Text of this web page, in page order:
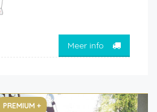
Meer info
PREMIUM +